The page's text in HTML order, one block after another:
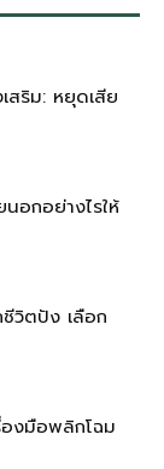
สริม: หยุดเสีย
อกอย่างไรให้
วิตปัง เลือก
องมือพลิกโฉม